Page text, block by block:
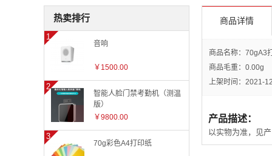
商品详情
商品名称：70gA3
商品毛重： 0.00g
上架时间：2021-
产品描述：
以实物为准，见
热卖排行
音响
￥1500.00
智能人脸门禁考勤机（测温
版）
￥9800.00
70g彩色A4打印纸